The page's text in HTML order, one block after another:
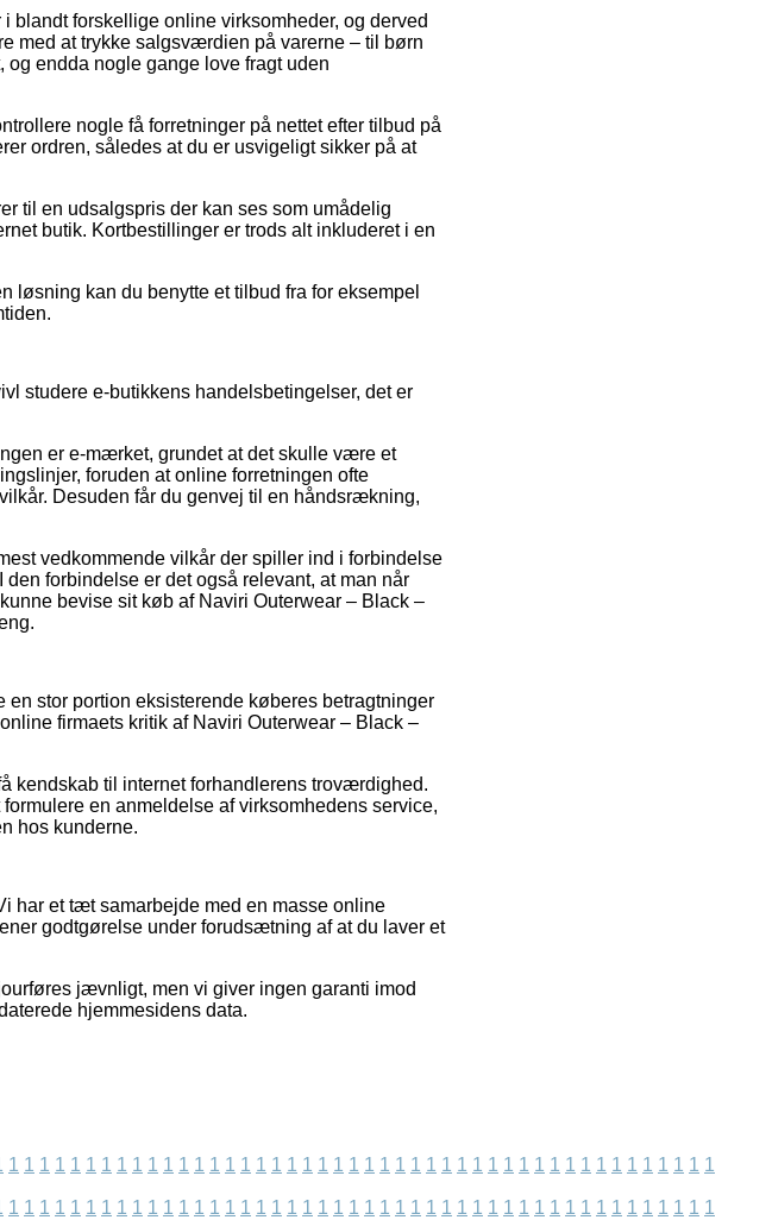
blandt forskellige online virksomheder, og derved
med at trykke salgsværdien på varerne – til børn
endda nogle gange love fragt uden
nogle få forretninger på nettet efter tilbud på
ordren, således at du er usvigeligt sikker på at
til en udsalgspris der kan ses som umådelig
butik. Kortbestillinger er trods alt inkluderet i en
løsning kan du benytte et tilbud fra for eksempel
studere e-butikkens handelsbetingelser, det er
er e-mærket, grundet at det skulle være et
foruden at online forretningen ofte
Desuden får du genvej til en håndsrækning,
vedkommende vilkår der spiller ind i forbindelse
forbindelse er det også relevant, at man når
bevise sit køb af Naviri Outerwear – Black –
stor portion eksisterende køberes betragtninger
firmaets kritik af Naviri Outerwear – Black –
kendskab til internet forhandlerens troværdighed.
en anmeldelse af virksomhedens service,
hos kunderne.
har et tæt samarbejde med en masse online
godtgørelse under forudsætning af at du laver et
jævnligt, men vi giver ingen garanti imod
hjemmesidens data.
1 1 1 1 1 1 1 1 1 1 1 1 1 1 1 1 1 1 1 1 1 1 1 1 1 1 1 1 1 1 1 1 1 1 1 1 1 1 1 1 1 1 1 1 1 1
1 1 1 1 1 1 1 1 1 1 1 1 1 1 1 1 1 1 1 1 1 1 1 1 1 1 1 1 1 1 1 1 1 1 1 1 1 1 1 1 1 1 1 1 1 1